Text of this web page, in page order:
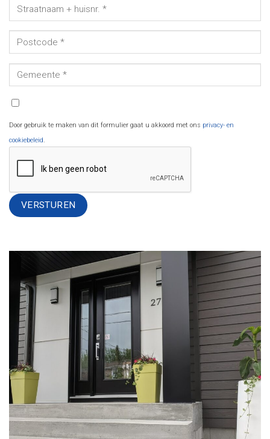
Door gebruik te maken van dit formulier gaat u akkoord met ons privacy- en
cookiebeleid.